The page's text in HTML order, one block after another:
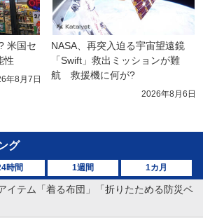
米国セ
性
年8月7日
NASA、再突入迫る宇宙望遠鏡
「Swift」救出ミッションが難
航　救援機に何が?
2026年8月6日
グ
時間 1週間 1カ月
イテム「着る布団」「折りたためる防災ベ